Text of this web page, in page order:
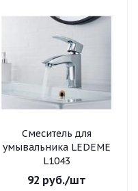
Смеситель для
умывальника LEDEME
L1043
92 руб./шт